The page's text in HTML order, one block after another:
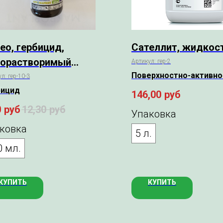
гербицид,
гер-10-3
руб12,30 руб
мл.
КУПИТЬ
Сателлит,
Артикул: гер-2
Поверхностно-
146,00 руб
Упаковка
5 л.
КУПИТЬ